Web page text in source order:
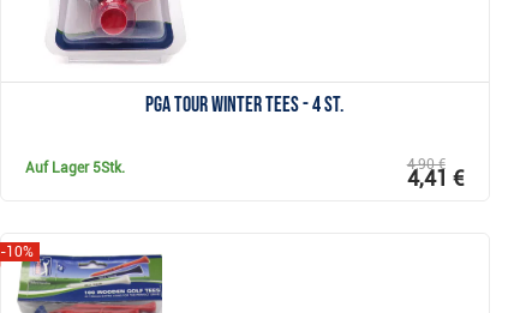
PGA Tour Winter Tees - 4 St.
Auf Lager 5Stk. 4,90 €
4,41 €
-10%